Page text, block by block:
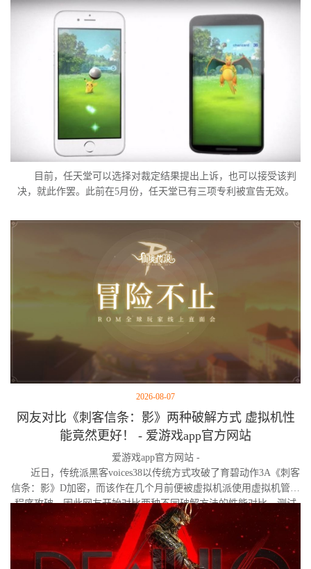
目前，任天堂可以选择对裁定结果提出上诉，也可以接受该判
决，就此作罢。此前在5月份，任天堂已有三项专利被宣告无效。
2026-08-07
网友对比《刺客信条：影》两种破解方式 虚拟机性
能竟然更好！ - 爱游戏app官方网站
爱游戏app官方网站 -
近日，传统派黑客voices38以传统方式攻破了育碧动作3A《刺客
信条：影》D加密，而该作在几个月前便被虚拟机派使用虚拟机管理
程序攻破。因此网友开始对比两种不同破解方法的性能对比。测试
作者决定验证，虚拟机管理程序是否真的会像许多玩家认为的那
样，导致明显的帧数下降。